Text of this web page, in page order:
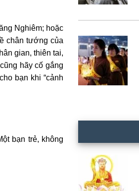
Nghiêm; hoặc
chân tướng của
gian, thiên tai,
hãy cố gắng
bạn khi “cảnh
bạn trẻ, không